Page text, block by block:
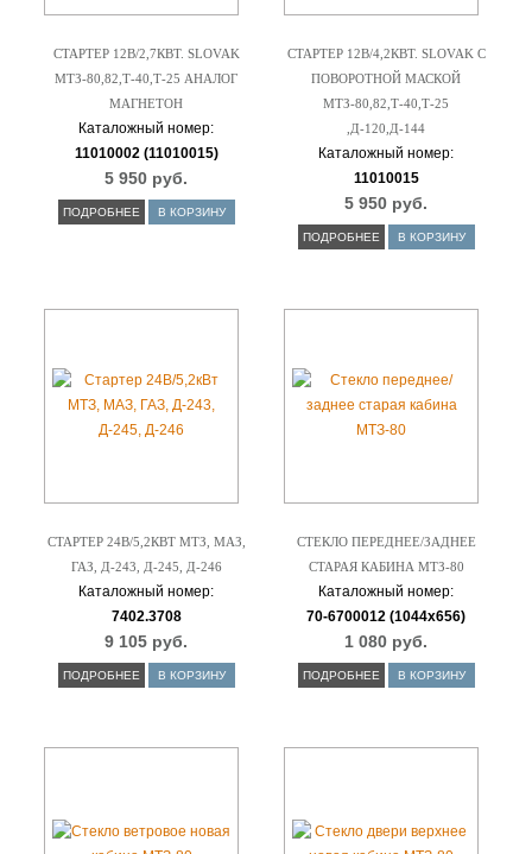
СТАРТЕР 12В/2,7КВТ. SLOVAK
МТЗ-80,82,Т-40,Т-25 АНАЛОГ
МАГНЕТОН
Каталожный номер:
11010002 (11010015)
5 950 руб.
ПОДРОБНЕЕ В КОРЗИНУ
СТАРТЕР 12В/4,2КВТ. SLOVAK С
ПОВОРОТНОЙ МАСКОЙ
МТЗ-80,82,Т-40,Т-25
,Д-120,Д-144
Каталожный номер:
11010015
5 950 руб.
ПОДРОБНЕЕ В КОРЗИНУ
СТАРТЕР 24В/5,2КВТ МТЗ, МАЗ,
ГАЗ, Д-243, Д-245, Д-246
Каталожный номер:
7402.3708
9 105 руб.
ПОДРОБНЕЕ В КОРЗИНУ
СТЕКЛО ПЕРЕДНЕЕ/ЗАДНЕЕ
СТАРАЯ КАБИНА МТЗ-80
Каталожный номер:
70-6700012 (1044х656)
1 080 руб.
ПОДРОБНЕЕ В КОРЗИНУ